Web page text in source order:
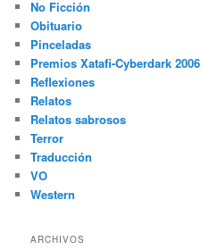
No Ficción
Obituario
Pinceladas
Premios Xatafi-Cyberdark 2006
Reflexiones
Relatos
Relatos sabrosos
Terror
Traducción
VO
Western
ARCHIVOS